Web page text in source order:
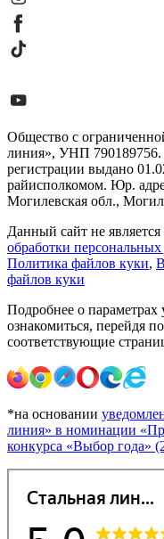
Общество с
линия», УНП 790189756.
регистрации выдано
райисполкомом. Юр.
Могилевская обл.,
Данный сайт не
обработки
Политика файлов куки,
файлов куки
Подробнее о
ознакомиться, перейдя
соответствующие
*на основании
линия» в номинации
конкурса «Выбор года»